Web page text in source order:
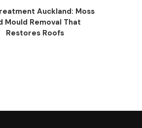
Auckland: Moss
Mould Removal That
Restores Roofs